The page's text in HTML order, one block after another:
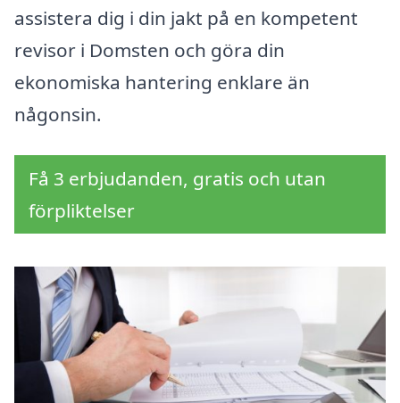
assistera dig i din jakt på en kompetent
revisor i Domsten och göra din
ekonomiska hantering enklare än
någonsin.
Få 3 erbjudanden, gratis och utan
förpliktelser